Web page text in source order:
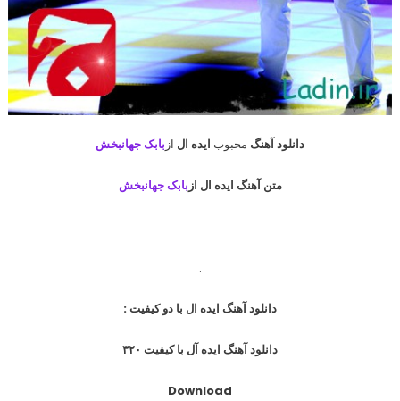
دانلود آهنگ محبوب ایده ال از بابک جهانبخش
متن آهنگ ایده ال ازبابک جهانبخش
.
.
دانلود آهنگ ایده ال با دو کیفیت :
دانلود آهنگ ایده آل با کیفیت ۳۲۰
Download